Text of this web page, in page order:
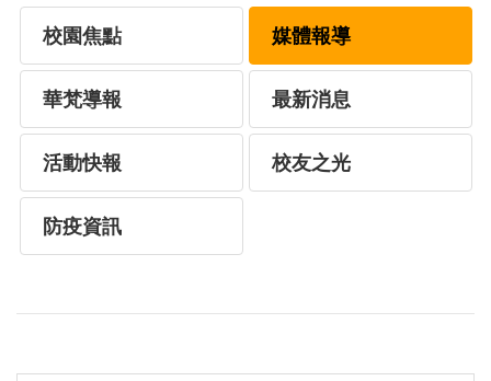
校園焦點 媒體報導
華梵導報 最新消息
活動快報 校友之光
防疫資訊